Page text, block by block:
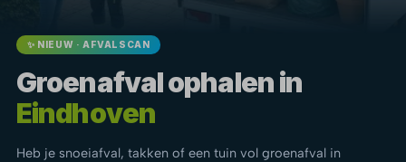
✨ NIEUW · AFVALSCAN
Groenafval ophalen in
Eindhoven
Heb je snoeiafval, takken of een tuin vol groenafval in